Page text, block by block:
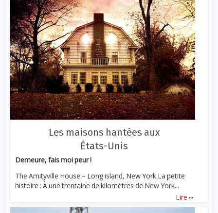
Les maisons hantées aux
États-Unis
Demeure, fais moi peur !
The Amityville House – Long island, New York La petite
histoire : À une trentaine de kilomètres de New York...
Lire ...